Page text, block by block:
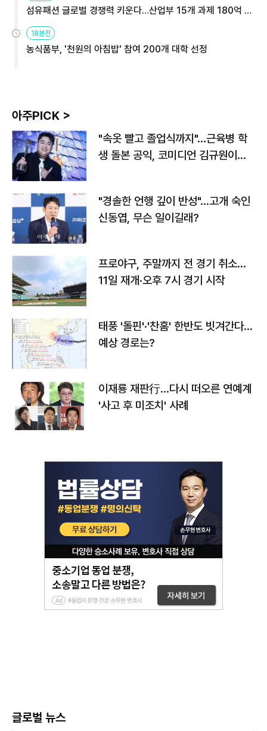
섬유패션 글로벌 경쟁력 키운다…산업부 15개 과제 180억 지
원
18분전
농식품부, '천원의 아침밥' 참여 200개 대학 선정
아주PICK >
"속옷 빨고 졸업식까지"…근육병 학
생 돌본 공익, 코미디언 김규원이었
"경솔한 언행 깊이 반성"…고개 숙인
신동엽, 무슨 일이길래?
프로야구, 주말까지 전 경기 취소…
11일 재개·오후 7시 경기 시작
태풍 '돌핀'·'찬홈' 한반도 빗겨간다…
예상 경로는?
이재룡 재판行…다시 떠오른 연예계
'사고 후 미조치' 사례
글로벌 뉴스